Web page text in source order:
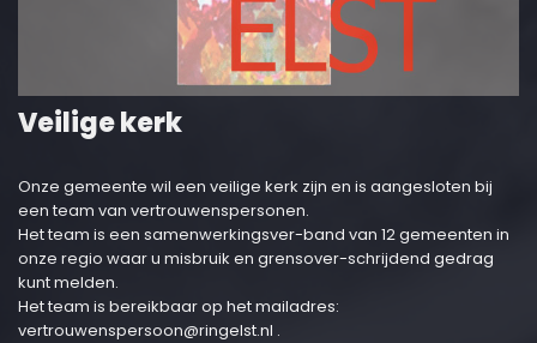
Veilige kerk
Onze gemeente wil een veilige kerk zijn en is aangesloten bij
een team van vertrouwenspersonen.
Het team is een samenwerkingsver-band van 12 gemeenten in
onze regio waar u misbruik en grensover-schrijdend gedrag
kunt melden.
Het team is bereikbaar op het mailadres:
vertrouwenspersoon@ringelst.nl .